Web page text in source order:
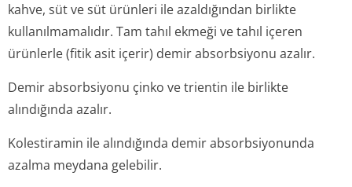
kahve, süt ve süt ürünleri ile azaldığından birlikte
kullanılmamalıdır. Tam tahıl ekmeği ve tahıl içeren
ürünlerle (fitik asit içerir) demir absorbsiyonu azalır.
Demir absorbsiyonu çinko ve trientin ile birlikte
alındığında azalır.
Kolestiramin ile alındığında demir absorbsiyonunda
azalma meydana gelebilir.